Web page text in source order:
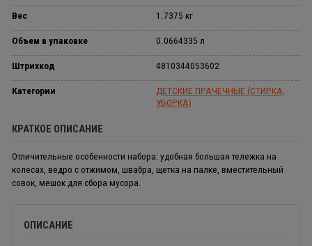
Вес 1.7375 кг
Объем в упаковке 0.0664335 л
Штрихкод 4810344053602
Категории
ДЕТСКИЕ ПРАЧЕЧНЫЕ (СТИРКА,
УБОРКА)
КРАТКОЕ ОПИСАНИЕ
Отличительные особенности набора: удобная большая тележка на
колесах, ведро с отжимом, швабра, щетка на палке, вместительный
совок, мешок для сбора мусора.
ОПИСАНИЕ